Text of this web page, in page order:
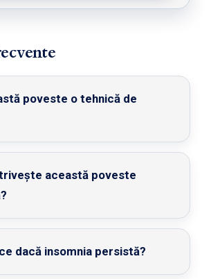
poveste o tehnică de
această poveste
dacă insomnia persistă?